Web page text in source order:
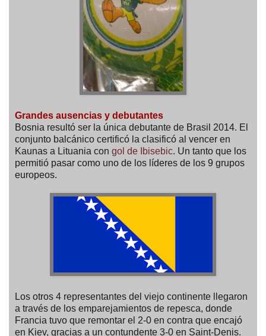
Grandes ausencias y debutantes
Bosnia resultó ser la única debutante de Brasil 2014. El
conjunto balcánico certificó la clasificó al vencer en
Kaunas a Lituania con gol de Ibisebic. Un tanto que los
permitió pasar como uno de los líderes de los 9 grupos
europeos.
Los otros 4 representantes del viejo continente llegaron
a través de los emparejamientos de repesca, donde
Francia tuvo que remontar el 2-0 en contra que encajó
en Kiev, gracias a un contundente 3-0 en Saint-Denis.